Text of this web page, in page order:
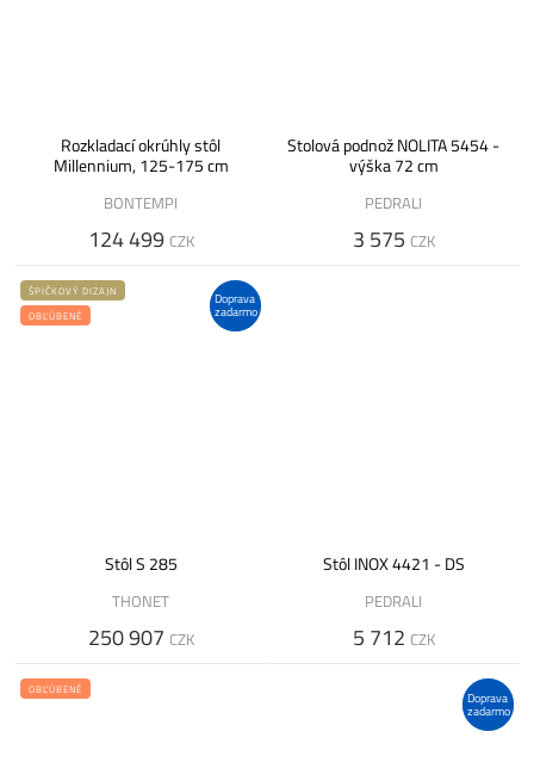
Rozkladací okrúhly stôl
Millennium, 125-175 cm
BONTEMPI
124 499 CZK
Stolová podnož NOLITA 5454 -
výška 72 cm
PEDRALI
3 575 CZK
Doprava
zadarmo
ŠPIČKOVÝ DIZAJN
OBĽÚBENÉ
Stôl S 285
THONET
250 907 CZK
Stôl INOX 4421 - DS
PEDRALI
5 712 CZK
OBĽÚBENÉ Doprava
zadarmo